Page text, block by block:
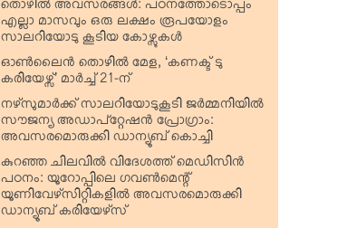
തൊഴില്‍ അവസരങ്ങള്‍: പഠനത്തോടൊപ്പം
എല്ലാ മാസവും ഒരു ലക്ഷം രൂപയോളം
സാലറിയോടു കൂടിയ കോഴ്സുകള്‍
ഓണ്‍ലൈന്‍ തൊഴില്‍ മേള, ‘കണക്ട് ടു
കരിയേഴ്സ്’ മാര്‍ച്ച് 21-ന്
നഴ്‌സുമാര്‍ക്ക് സാലറിയോടുകൂടി ജര്‍മ്മനിയില്‍
സൗജന്യ അഡാപ്റ്റേഷന്‍ പ്രോഗ്രാം:
അവസരമൊരുക്കി ഡാന്യൂബ് കൊച്ചി
കുറഞ്ഞ ചിലവില്‍ വിദേശത്ത് മെഡിസിന്‍
പഠനം: യൂറോപ്പിലെ ഗവണ്‍മെന്റ്
യൂണിവേഴ്‌സിറ്റികളില്‍ അവസരമൊരുക്കി
ഡാന്യൂബ് കരിയേഴ്‌സ്